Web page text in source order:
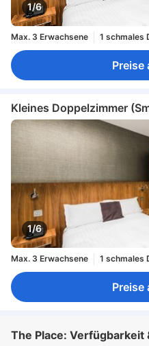
1/6
Max. 3 Erwachsene 1 schmales
Preise
Kleines Doppelzimmer
1/6
Max. 3 Erwachsene 1 schmales
Preise
The Place: Verfügbarkeit